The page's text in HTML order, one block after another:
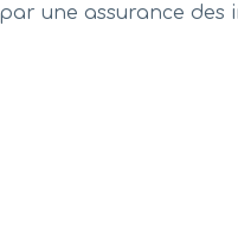
une assurance des